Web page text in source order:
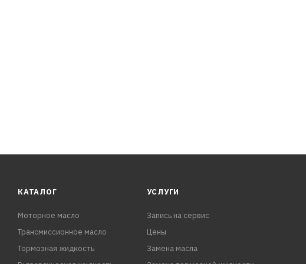
КАТАЛОГ
Моторное масло
Трансмиссионное масло
Тормозная жидкость
УСЛУГИ
Запись на сервис
Цены
Замена масла